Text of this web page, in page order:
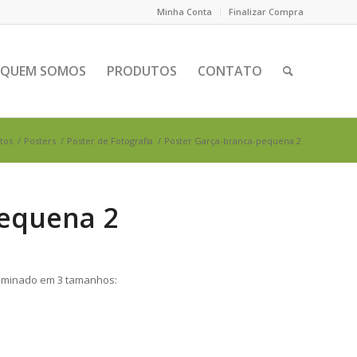
Minha Conta Finalizar Compra
QUEM SOMOS PRODUTOS CONTATO
/ Posters / Poster de Fotografia / Poster Garça-branca-pequena 2
2
em 3 tamanhos: